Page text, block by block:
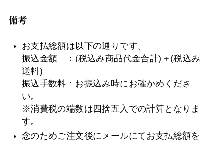
備考
お支払総額は以下の通りです。
振込金額 ：(税込み商品代金合計)＋(税込み
送料)
振込手数料：お振込み時にお確かめくださ
い。
※消費税の端数は四捨五入での計算となりま
す。
念のためご注文後にメールにてお支払総額を